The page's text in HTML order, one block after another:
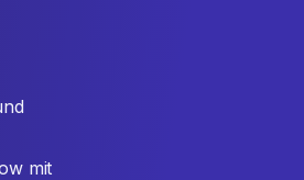
mit